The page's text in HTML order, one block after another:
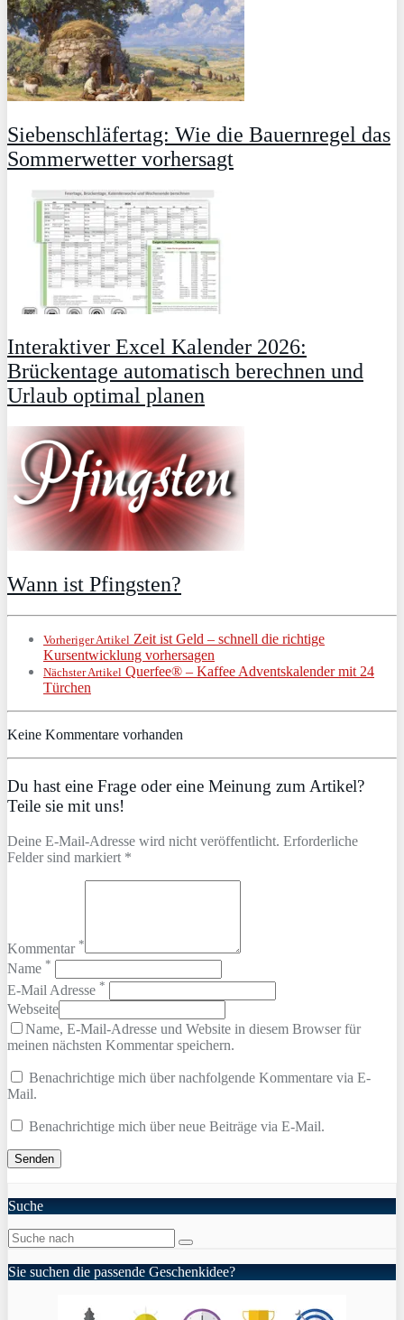
Siebenschläfertag: Wie die Bauernregel das
Sommerwetter vorhersagt
Interaktiver Excel Kalender 2026:
Brückentage automatisch berechnen und
Urlaub optimal planen
Wann ist Pfingsten?
Vorheriger Artikel Zeit ist Geld – schnell die richtige
Kursentwicklung vorhersagen
Nächster Artikel Querfee® – Kaffee Adventskalender mit 24
Türchen
Keine Kommentare vorhanden
Du hast eine Frage oder eine Meinung zum Artikel?
Teile sie mit uns!
Deine E-Mail-Adresse wird nicht veröffentlicht. Erforderliche
Felder sind markiert *
Kommentar *
Name *
E-Mail Adresse *
Webseite
Name, E-Mail-Adresse und Website in diesem Browser für
meinen nächsten Kommentar speichern.
Benachrichtige mich über nachfolgende Kommentare via E-
Mail.
Benachrichtige mich über neue Beiträge via E-Mail.
Suche
Sie suchen die passende Geschenkidee?